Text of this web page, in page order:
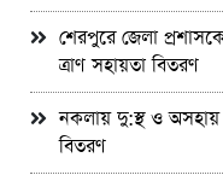
শেরপুরে জেলা
ত্রাণ সহায়তা বিতরণ
নকলায় দু:স্থ ও অসহায়
বিতরণ